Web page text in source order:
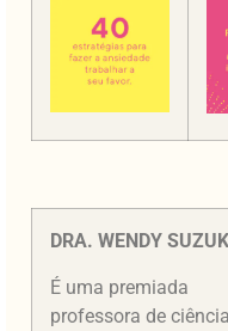
DRA. WENDY SUZUKI
É uma premiada
professora de ciência